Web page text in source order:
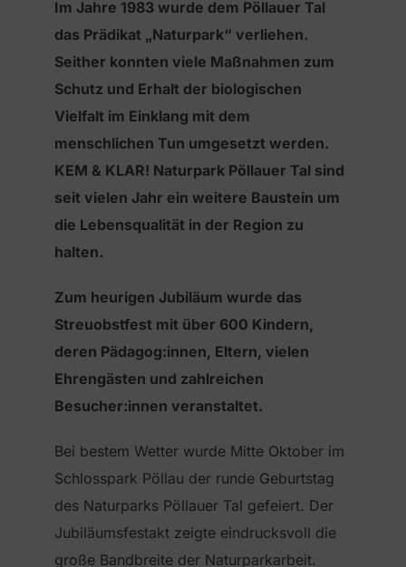
Im Jahre 1983 wurde dem Pöllauer Tal
das Prädikat „Naturpark“ verliehen.
Seither konnten viele Maßnahmen zum
Schutz und Erhalt der biologischen
Vielfalt im Einklang mit dem
menschlichen Tun umgesetzt werden.
KEM & KLAR! Naturpark Pöllauer Tal sind
seit vielen Jahr ein weitere Baustein um
die Lebensqualität in der Region zu
halten.
Zum heurigen Jubiläum wurde das
Streuobstfest mit über 600 Kindern,
deren Pädagog:innen, Eltern, vielen
Ehrengästen und zahlreichen
Besucher:innen veranstaltet.
Bei bestem Wetter wurde Mitte Oktober im
Schlosspark Pöllau der runde Geburtstag
des Naturparks Pöllauer Tal gefeiert. Der
Jubiläumsfestakt zeigte eindrucksvoll die
große Bandbreite der Naturparkarbeit.